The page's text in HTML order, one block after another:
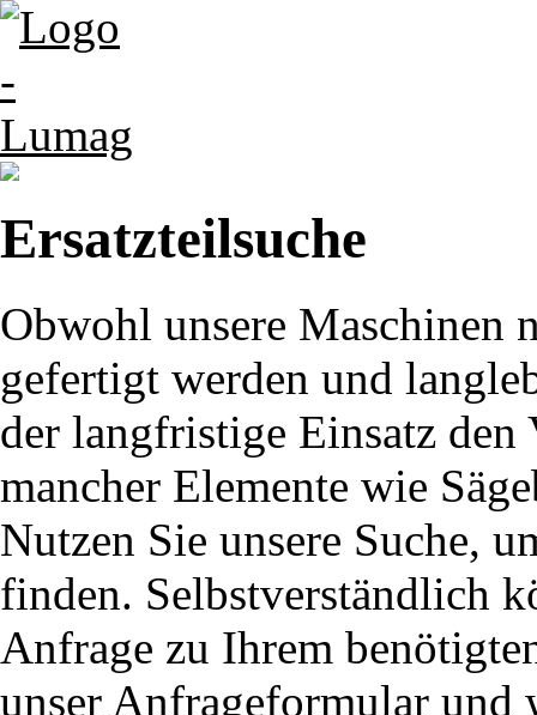
Ersatzteilsuche
Obwohl unsere Maschinen
gefertigt werden und
der langfristige Einsatz
mancher Elemente wie
Nutzen Sie unsere Suche,
finden. Selbstverständlich
Anfrage zu Ihrem
unser Anfrageformular und